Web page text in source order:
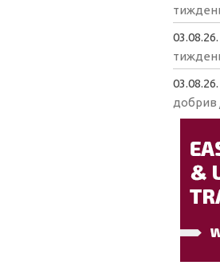
03.08.26.
03.08.26.
добрив